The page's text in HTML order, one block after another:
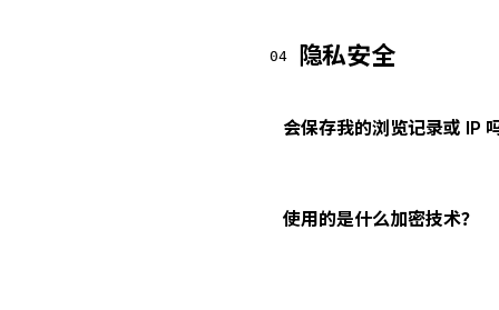
04 隐私安全
会保存我的浏览记录或 IP
使用的是什么加密技术？